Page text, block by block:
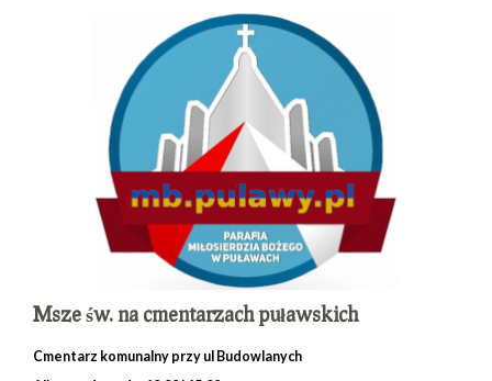
Msze św. na cmentarzach puławskich
Cmentarz komunalny przy ul Budowlanych